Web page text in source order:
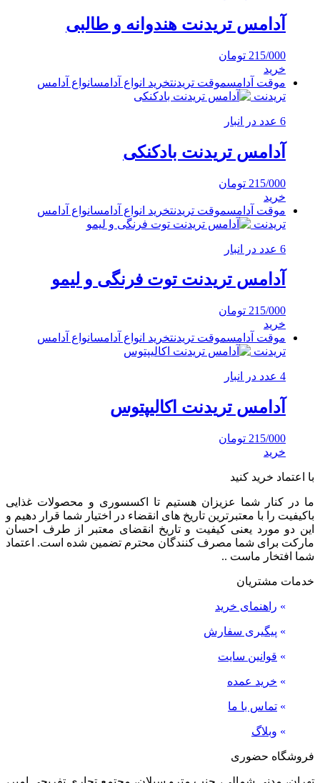
آدامس تریدنت هندوانه و طالبی
215/000 تومان
خرید
موقت آدامسموقت تریدنتخرید انواع آدامسانواع آدامس
تریدنت
6 عدد در انبار
آدامس تریدنت بادکنکی
215/000 تومان
خرید
موقت آدامسموقت تریدنتخرید انواع آدامسانواع آدامس
تریدنت
6 عدد در انبار
آدامس تریدنت توت فرنگی و لیمو
215/000 تومان
خرید
موقت آدامسموقت تریدنتخرید انواع آدامسانواع آدامس
تریدنت
4 عدد در انبار
آدامس تریدنت اکالیپتوس
215/000 تومان
خرید
با اعتماد خرید کنید
ما در کنار شما عزیزان هستیم تا اکسسوری و محصولات غذایی
باکیفیت را با معتبرترین تاریخ های انقضاء در اختیار شما قرار دهیم و
این دو مورد یعنی کیفیت و تاریخ انقضای معتبر از طرف احسان
مارکت برای شما مصرف کنندگان محترم تضمین شده است. اعتماد
شما افتخار ماست ..
خدمات مشتریان
» راهنمای خرید
» پیگیری سفارش
» قوانین سایت
» خرید عمده
» تماس با ما
» وبلاگ
فروشگاه حضوری